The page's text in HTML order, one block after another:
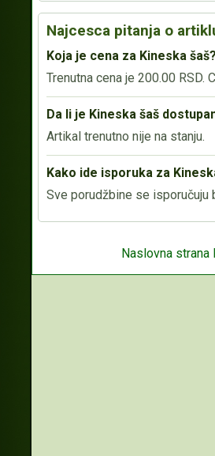
Najcesca pitanja o
Koja je cena za Kineska šaš?
Trenutna cena je 200.00 RSD.
Da li je Kineska šaš
Artikal trenutno nije na stanju.
Kako ide isporuka za
Sve porudžbine se isporučuju
Naslovna strana